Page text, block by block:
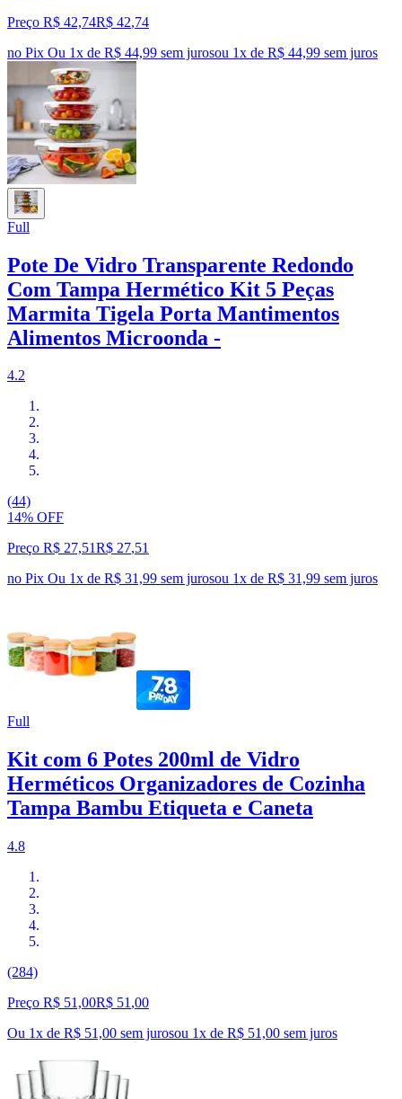
Preço R$ 42,74R$ 42,74
no Pix Ou 1x de R$ 44,99 sem jurosou 1x de R$ 44,99 sem juros
Full
Pote De Vidro Transparente Redondo
Com Tampa Hermético Kit 5 Peças
Marmita Tigela Porta Mantimentos
Alimentos Microonda -
4.2
(44)
14% OFF
Preço R$ 27,51R$ 27,51
no Pix Ou 1x de R$ 31,99 sem jurosou 1x de R$ 31,99 sem juros
Full
Kit com 6 Potes 200ml de Vidro
Herméticos Organizadores de Cozinha
Tampa Bambu Etiqueta e Caneta
4.8
(284)
Preço R$ 51,00R$ 51 ,00
Ou 1x de R$ 51,00 sem jurosou 1x de R$ 51,00 sem juros